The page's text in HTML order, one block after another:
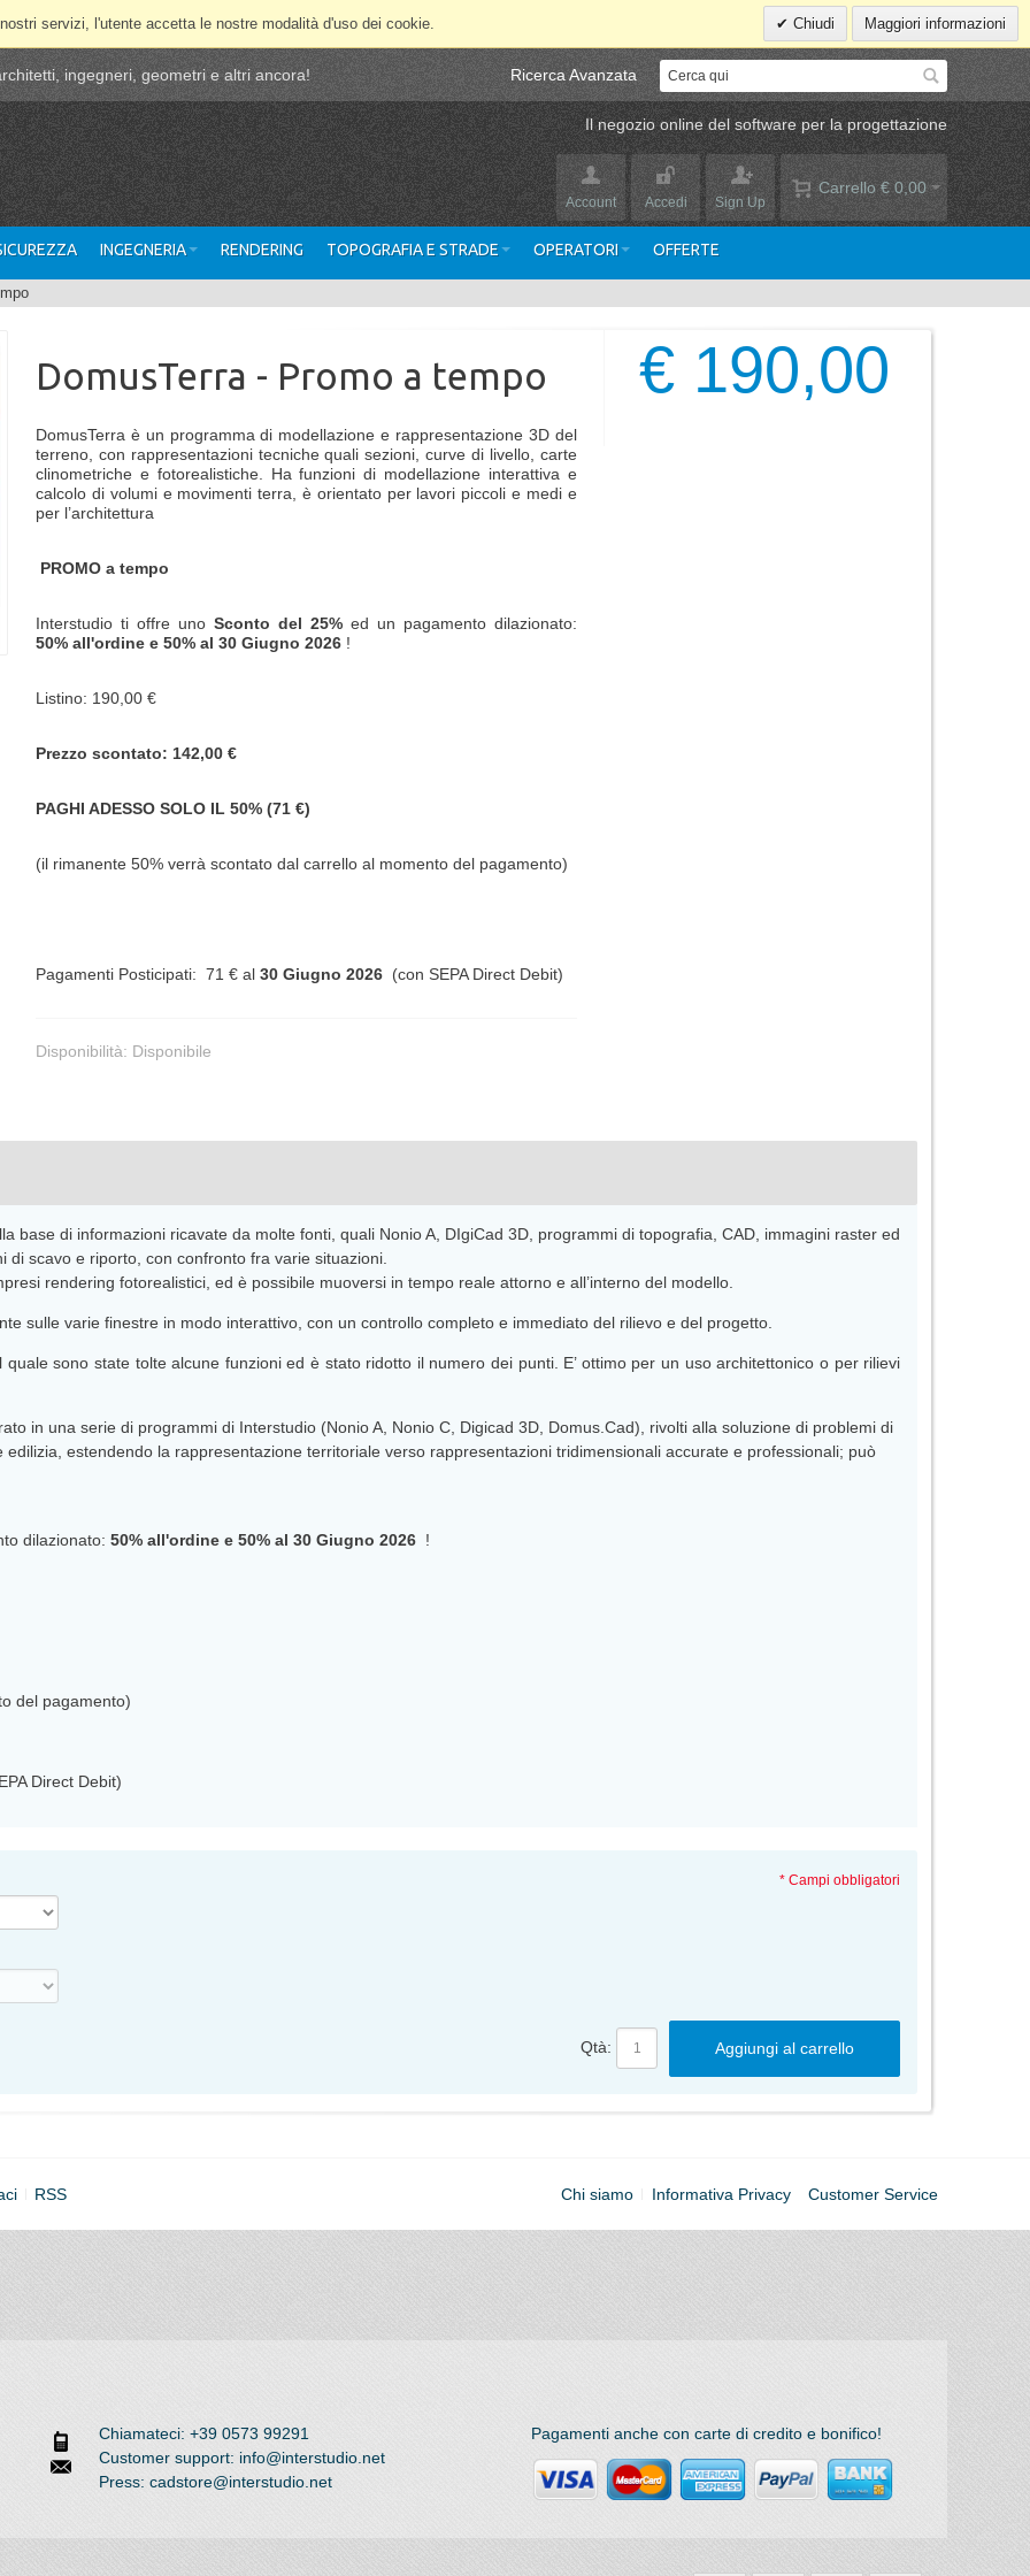
servizi, l'utente accetta le nostre modalità d'uso dei cookie. Chiudi Maggiori informazioni
ingegneri, geometri e altri ancora! Ricerca Avanzata
Il negozio online del software per la progettazione
Carrello € 0,00
Account Accedi Sign Up
INGEGNERIA RENDERING TOPOGRAFIA E STRADE OPERATORI OFFERTE
DomusTerra - Promo a tempo
DomusTerra è un programma di modellazione e rappresentazione 3D del
terreno, con rappresentazioni tecniche quali sezioni, curve di livello, carte
clinometriche e fotorealistiche. Ha funzioni di modellazione interattiva e
calcolo di volumi e movimenti terra, è orientato per lavori piccoli e medi e
per l’architettura
PROMO a tempo
Interstudio ti offre uno Sconto del 25%ed un pagamento dilazionato:
50% all'ordine e 50% al30 Giugno 2026 !
Listino: 190,00 €
Prezzo scontato: 142,00 €
PAGHI ADESSO SOLO IL 50% (71 €)
(il rimanente 50% verrà scontato dal carrello al momento del pagamento)
Pagamenti Posticipati: 71 € al30 Giugno 2026 (con SEPA Direct Debit)
Disponibilità: Disponibile
€ 190,00
base di informazioni ricavate da molte fonti, quali Nonio A, DIgiCad 3D, programmi di topografia, CAD, immagini raster ed
scavo e riporto, con confronto fra varie situazioni.
rendering fotorealistici, ed è possibile muoversi in tempo reale attorno e all’interno del modello.
sulle varie finestre in modo interattivo, con un controllo completo e immediato del rilievo e del progetto.
sono state tolte alcune funzioni ed è stato ridotto il numero dei punti. E’ ottimo per un uso architettonico o per rilievi
in una serie di programmi di Interstudio (Nonio A, Nonio C, Digicad 3D, Domus.Cad), rivolti alla soluzione di problemi di
estendendo la rappresentazione territoriale verso rappresentazioni tridimensionali accurate e professionali; può
dilazionato: 50% all'ordine e 50% al 30 Giugno 2026 !
del pagamento)
Direct Debit)
* Campi obbligatori
Qtà: Aggiungi al carrello
RSS Chi siamo Informativa Privacy Customer Service
Chiamateci: +39 0573 99291
Customer support: info@interstudio.net
Press: cadstore@interstudio.net
Pagamenti anche con carte di credito e bonifico!